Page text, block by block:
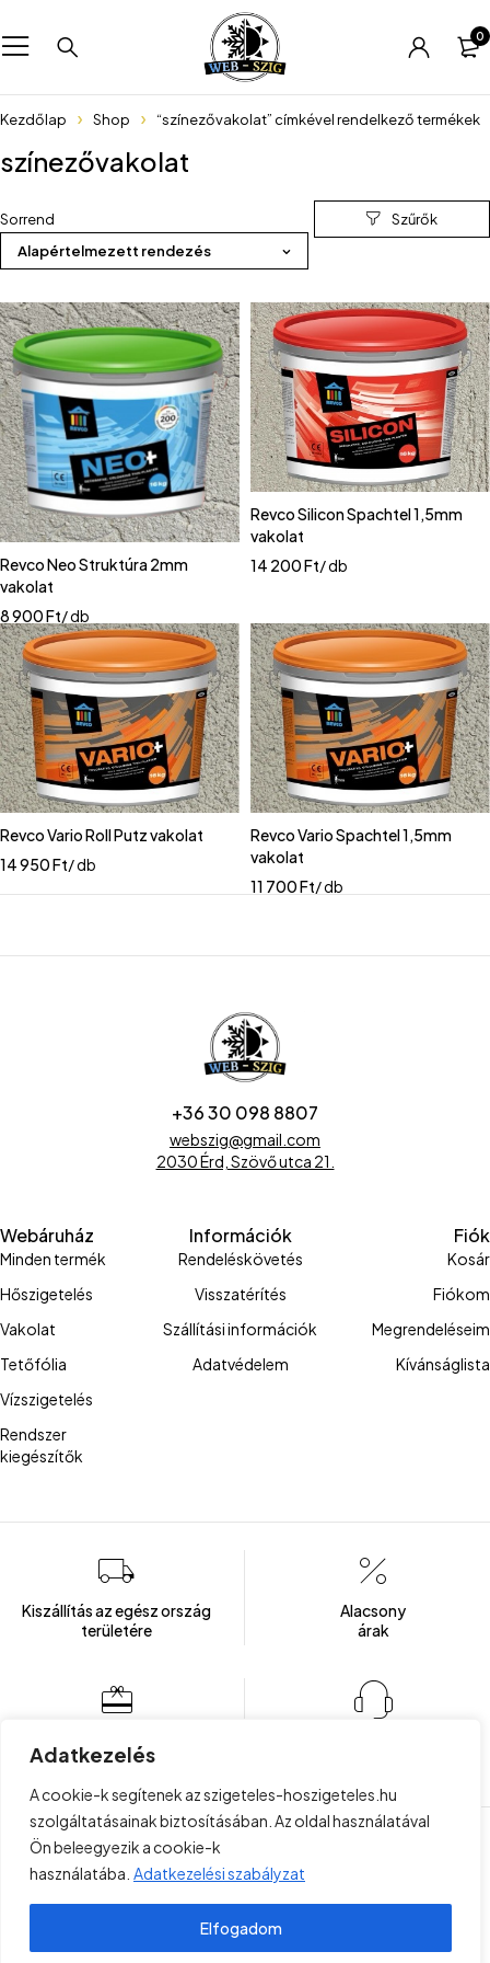
Adatkezelés
A cookie-k segítenek az szigeteles-hoszigeteles.hu
szolgáltatásainak biztosításában. Az oldal használatával
Ön beleegyezik a cookie-k
használatába. Adatkezelési szabályzat
Elfogadom
0
Kezdőlap Shop “színezővakolat” címkével rendelkező termékek
színezővakolat
Sorrend
Alapértelmezett rendezés
Revco Neo Struktúra 2mm
vakolat
8 900Ft/ db
Revco Silicon Spachtel 1,5mm
vakolat
14 200Ft/ db
Revco Vario Roll Putz vakolat
14 950Ft/ db
Revco Vario Spachtel 1,5mm
vakolat
11 700Ft/ db
+36 30 098 8807
webszig@gmail.com
2030 Érd, Szövő utca 21.
Webáruház
Minden termék
Hőszigetelés
Vakolat
Tetőfólia
Vízszigetelés
Rendszer
kiegészítők
Információk
Rendeléskövetés
Visszatérítés
Szállítási információk
Adatvédelem
Fiók
Kosár
Fiókom
Megrendeléseim
Kívánságlista
Kiszállítás az egész ország
területére
Alacsony
árak
Copyright © 2023 . Minden jog fenntartva!
Project Plus Kft